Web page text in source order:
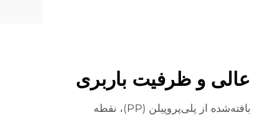
و ظرفیت باربری
مهندسی سازه‌ای کیسه‌های FIBC بافته‌شده از پلی‌پروپیلن (PP)، نقطه